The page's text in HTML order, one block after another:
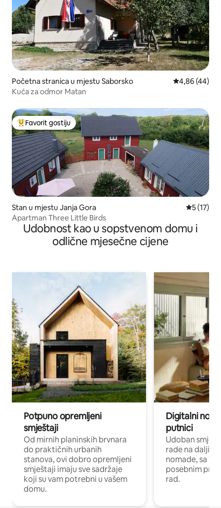
Početna stranica u mjestu Saborsko prosječna
4,86 (44)
Kuća za odmor Matan
Glavni favorit gostiju
Favorit gostiju
Stan u mjestu Janja Gora prosječna
5 (17)
Apartman Three Little Birds
Udobnost kao u sopstvenom domu i
odlične mjesečne cijene
Potpuno opremljeni
smještaji
Od mirnih planinskih brvnara
do praktičnih urbanih
stanova, ovi dobro opremljeni
smještaji imaju sve sadržaje
koji su vam potrebni u vašem
domu.
Digitalni
putnici
Udoban
rade na
nomade, sa
posebnim
rad.